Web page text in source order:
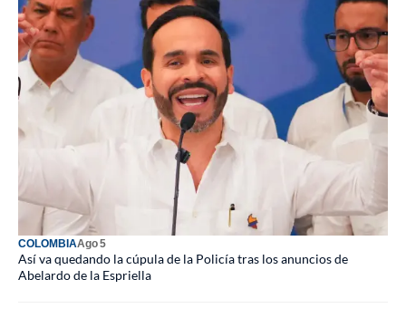
COLOMBIAAgo 5
Así va quedando la cúpula de la Policía tras los anuncios de
Abelardo de la Espriella